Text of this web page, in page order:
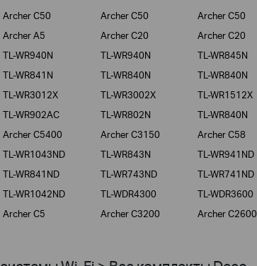
Archer C50 Archer C50
Archer C50
Archer A5 Archer C20
Archer C20
TL-WR940N TL-WR940N
TL-WR845N
TL-WR841N TL-WR840N
TL-WR840N
TL-WR3012X TL-WR3002X
TL-WR1512X
TL-WR902AC TL-WR802N
TL-WR840N
Archer C5400 Archer C3150
Archer C58
TL-WR1043ND TL-WR843N
TL-WR941ND
TL-WR841ND TL-WR743ND
TL-WR741ND
TL-WR1042ND TL-WDR4300
TL-WDR3600
Archer C5 Archer C3200
Archer C2600